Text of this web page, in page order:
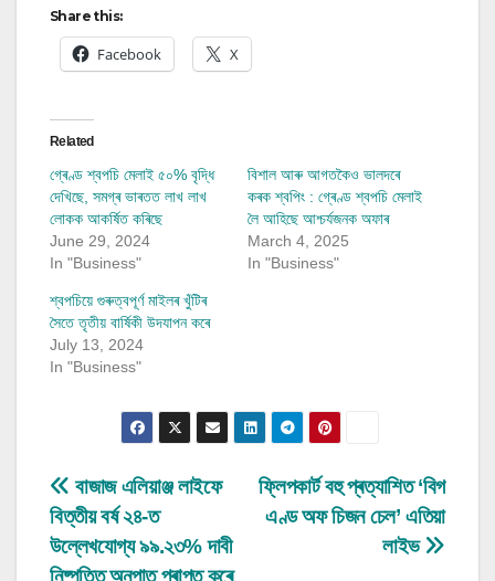
Share this:
Facebook X
Related
গ্ৰেণ্ড শ্বপচি মেলাই ৫০% বৃদ্ধি
দেখিছে, সমগ্ৰ ভাৰতত লাখ লাখ
লোকক আকৰ্ষিত কৰিছে
June 29, 2024
In "Business"
বিশাল আৰু আগতকৈও ভালদৰে
কৰক শ্বপিং : গ্ৰেণ্ড শ্বপচি মেলাই
লৈ আহিছে আশ্চৰ্যজনক অফাৰ
March 4, 2025
In "Business"
শ্বপচিয়ে গুৰুত্বপূৰ্ণ মাইলৰ খুঁটিৰ
সৈতে তৃতীয় বাৰ্ষিকী উদযাপন কৰে
July 13, 2024
In "Business"
Post
navigation
ফ্লিপকাৰ্ট বহু প্ৰত্যাশিত ‘বিগ
এণ্ড অফ চিজন চেল’ এতিয়া
লাইভ
বাজাজ এলিয়াঞ্জ লাইফে
বিত্তীয় বৰ্ষ ২৪-ত
উল্লেখযোগ্য ৯৯.২৩% দাবী
নিষ্পত্তি অনুপাত প্ৰাপ্ত কৰে